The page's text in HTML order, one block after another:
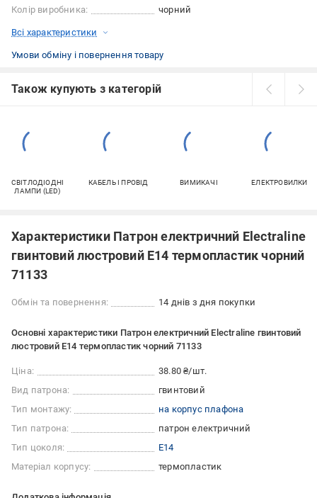
Колір виробника:
чорний
Всі характеристики
Умови обміну і повернення товару
Також купують з категорій
СВІТЛОДІОДНІ
ЛАМПИ (LED)
КАБЕЛЬ І ПРОВІД ВИМИКАЧІ ЕЛЕКТРОВИЛКИ
Характеристики Патрон електричний Electraline
гвинтовий люстровий E14 термопластик чорний
71133
Обмін та повернення: 14 днів з дня покупки
Основні характеристики Патрон електричний Electraline гвинтовий
люстровий E14 термопластик чорний 71133
Ціна:
38.80 ₴/шт.
Вид патрона:
гвинтовий
Тип монтажу:
на корпус плафона
Тип патрона:
патрон електричний
Тип цоколя:
E14
Матеріал корпусу:
термопластик